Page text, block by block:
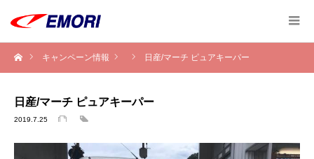
キャンペーン情報 日産/マーチ ピュアキーパー
日産/マーチ ピュアキーパー
2019.7.25